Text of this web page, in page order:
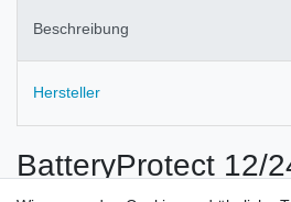
Beschreibung
Hersteller
BatteryProtect 12/